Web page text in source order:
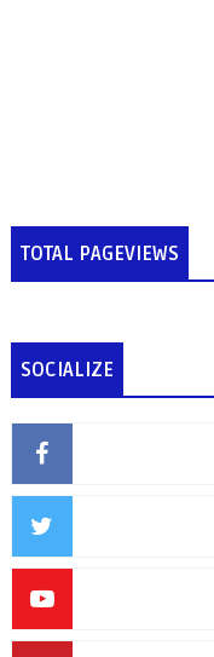
TOTAL PAGEVIEWS
SOCIALIZE